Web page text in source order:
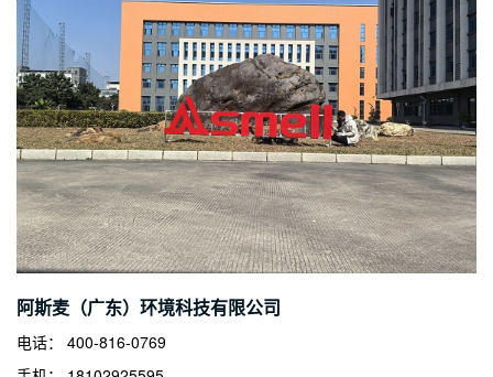
阿斯麦（广东）环境科技有限公司
电话： 400-816-0769